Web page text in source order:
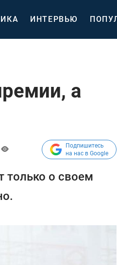
ИНТЕРВЬЮ
а
Подпишитесь
на нас в Google
только о своем